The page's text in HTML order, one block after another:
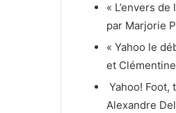
« L’envers
par Marjorie
« Yahoo le
et
Yahoo! Foot,
Alexandre